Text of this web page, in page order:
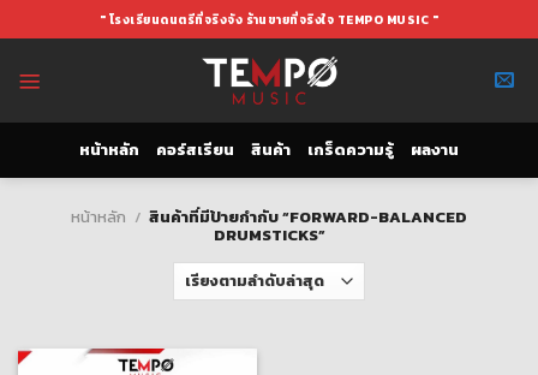
to
" โรงเรียนดนตรีที่จริงจัง ร้านขายที่จริงใจ TEMPO MUSIC "
หน้าหลัก คอร์สเรียน สินค้า เกร็ดความรู้ ผลงาน
หน้าหลัก / สินค้าที่มีป้ายกำกับ “FORWARD-BALANCED
DRUMSTICKS”